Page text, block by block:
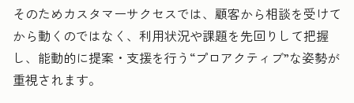
そのためカスタマーサクセスでは、顧客から相談を受けて
から動くのではなく、利用状況や課題を先回りして把握
し、能動的に提案・支援を行う“プロアクティブ”な姿勢が
重視されます。